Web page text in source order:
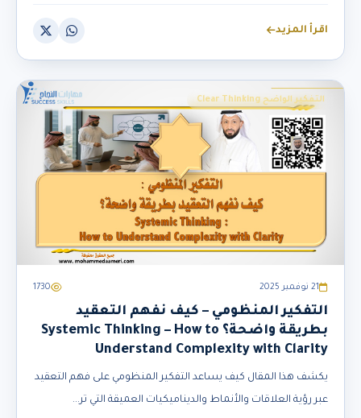
اقرأ المزيد
التفكير الواضح Clear Thinking
21 نوفمبر 2025 1730
التفكير المنظومي – كيف نفهم التعقيد
بطريقة واضحة؟ Systemic Thinking – How to
Understand Complexity with Clarity
يكشف هذا المقال كيف يساعد التفكير المنظومي على فهم التعقيد
عبر رؤية العلاقات والأنماط والديناميكيات العميقة التي تر...